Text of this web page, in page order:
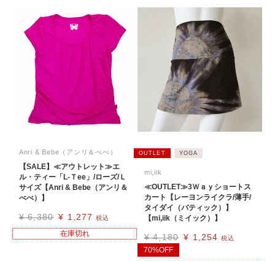
Anri & Bebe（アンリ＆べべ）
【SALE】≪アウトレット≫エ
ル・ティー「L-Ｔee」/ローズ/Ｌ
サイズ【Anri & Bebe（アンリ＆
べべ）】
¥ 6,380 ¥ 1,277 税込
在庫切れ
OUTLET YOGA
mi,iik
≪OUTLET≫3Ｗａｙショートス
カート【レーヨンライクラ/薄手/
タイダイ（バティック）】
【mi,iik（ミイック）】
¥ 4,180 ¥ 1,254 税込
70%OFF